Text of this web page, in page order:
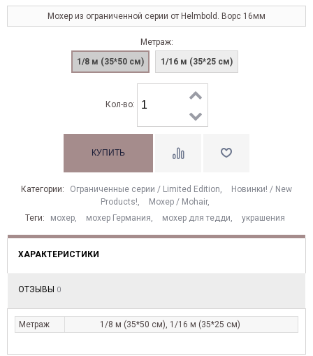
Мохер из ограниченной серии от Helmbold. Ворс 16мм
Метраж:
1/8 м (35*50 см)
1/16 м (35*25 см)
Кол-во:
Категории: Ограниченные серии / Limited Edition,
Новинки! / New
Products!, Моxер / Mohair,
Теги:
мохер, мохер Германия, мохер для тедди, украшения
ХАРАКТЕРИСТИКИ
ОТЗЫВЫ 0
Метраж 1/8 м (35*50 см), 1/16 м (35*25 см)